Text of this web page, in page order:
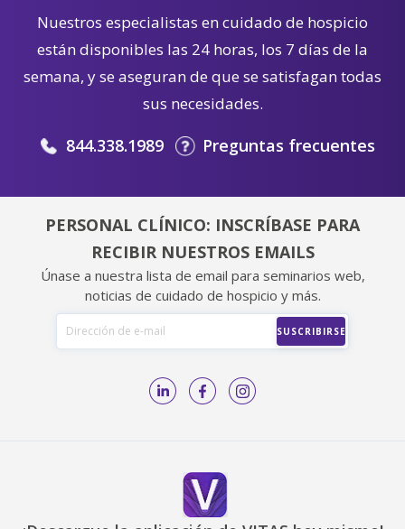
Nuestros especialistas en cuidado de hospicio
están disponibles las 24 horas, los 7 días de la
semana, y se aseguran de que se satisfagan todas
sus necesidades.
844.338.1989 Preguntas frecuentes
PERSONAL CLÍNICO: INSCRÍBASE PARA
RECIBIR NUESTROS EMAILS
Únase a nuestra lista de email para seminarios web,
noticias de cuidado de hospicio y más.